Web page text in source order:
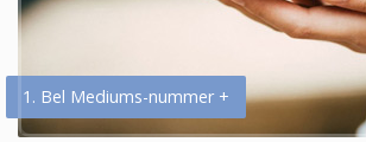
1. Bel Mediums-nummer +